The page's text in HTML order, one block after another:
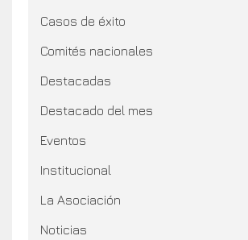
Casos de éxito
Comités nacionales
Destacadas
Destacado del mes
Eventos
Institucional
La Asociación
Noticias